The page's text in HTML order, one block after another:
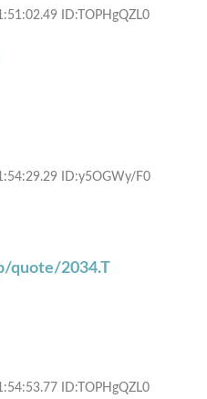
ID:TOPHgQZL0
ID:y5OGWy/F0
quote/2034.T
ID:TOPHgQZL0